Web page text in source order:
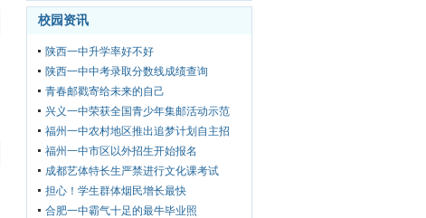
校园资讯
陕西一中升学率好不好
陕西一中中考录取分数线成绩查询
青春邮戳寄给未来的自己
兴义一中荣获全国青少年集邮活动示范
福州一中农村地区推出追梦计划自主招
福州一中市区以外招生开始报名
成都艺体特长生严禁进行文化课考试
担心！学生群体烟民增长最快
合肥一中霸气十足的最牛毕业照